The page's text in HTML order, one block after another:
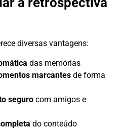
diversas vantagens:
das memórias
marcantes de forma
seguro com amigos e
do conteúdo